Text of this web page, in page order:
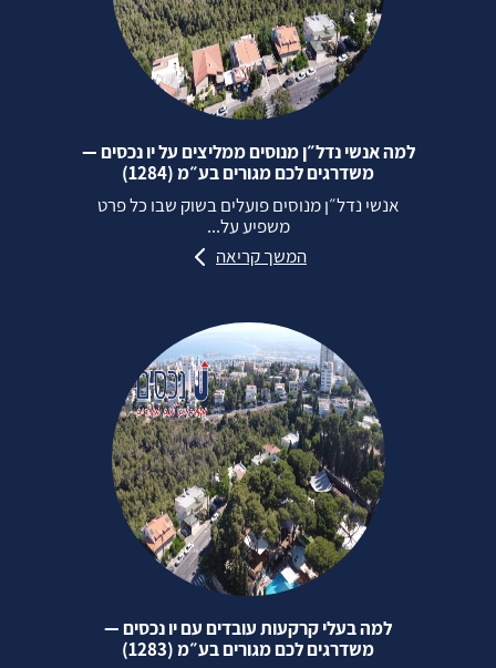
למה אנשי נדל״ן מנוסים ממליצים על יו נכסים —
משדרגים לכם מגורים בע״מ (1284)
אנשי נדל״ן מנוסים פועלים בשוק שבו כל פרט
משפיע על...
המשך קריאה
למה בעלי קרקעות עובדים עם יו נכסים —
משדרגים לכם מגורים בע״מ (1283)